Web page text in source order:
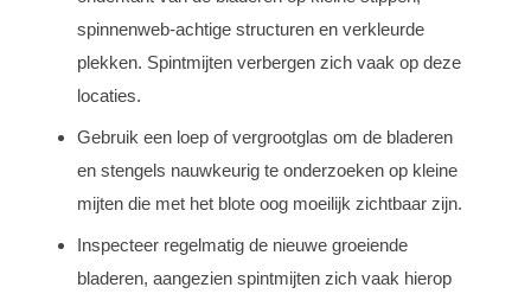
spinnenweb-achtige structuren en verkleurde
plekken. Spintmijten verbergen zich vaak op deze
locaties.
Gebruik een loep of vergrootglas om de bladeren
en stengels nauwkeurig te onderzoeken op kleine
mijten die met het blote oog moeilijk zichtbaar zijn.
Inspecteer regelmatig de nieuwe groeiende
bladeren, aangezien spintmijten zich vaak hierop